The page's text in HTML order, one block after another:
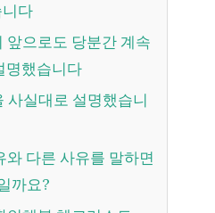
다
명했습니다
까요?